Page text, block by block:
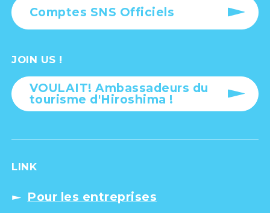
Comptes SNS Officiels
JOIN US !
VOULAIT! Ambassadeurs du
tourisme d'Hiroshima !
LINK
Pour les entreprises